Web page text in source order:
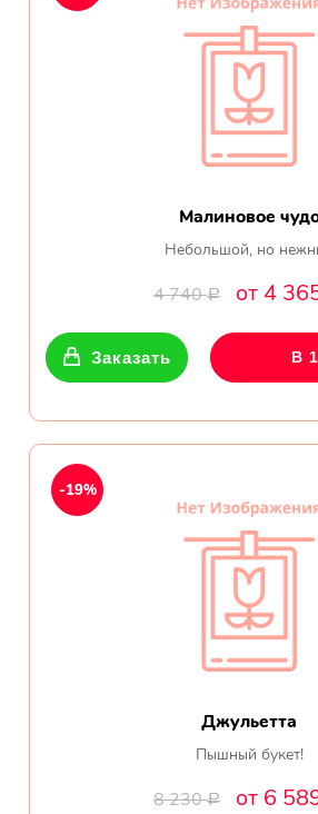
Малиновое
Небольшой, но
4 740Р от 4
Заказать В
Джульетта
Пышный букет!
8 230Р от 6
-19%